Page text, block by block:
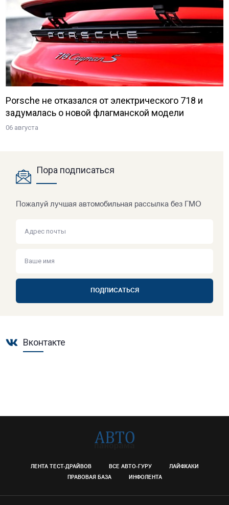
Porsche не отказался от электрического 718 и
задумалась о новой флагманской модели
06 августа
Пора подписаться
Пожалуй лучшая автомобильная рассылка без ГМО
ПОДПИСАТЬСЯ
Вконтакте
ЛЕНТА ТЕСТ-ДРАЙВОВ ВСЕ АВТО-ГУРУ
ЛАЙФХАКИ
ПРАВОВАЯ БАЗА
ИНФОЛЕНТА